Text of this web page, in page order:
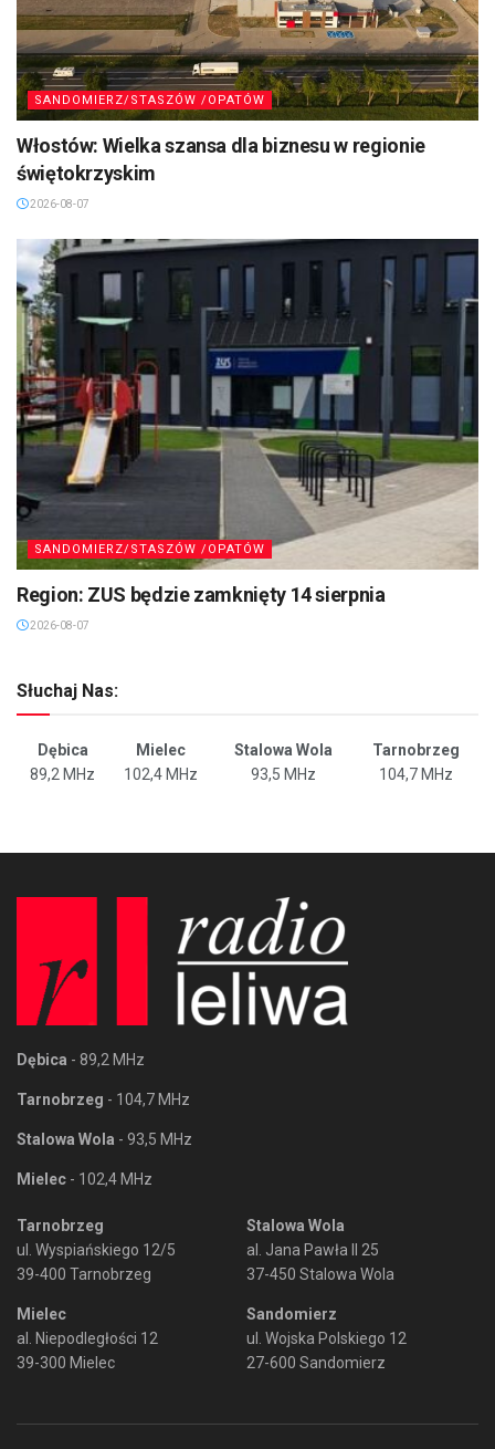
SANDOMIERZ/STASZÓW /OPATÓW
Włostów: Wielka szansa dla biznesu w regionie
świętokrzyskim
2026-08-07
SANDOMIERZ/STASZÓW /OPATÓW
Region: ZUS będzie zamknięty 14 sierpnia
2026-08-07
Słuchaj Nas:
Dębica Mielec Stalowa Wola
Tarnobrzeg
89,2 MHz
102,4 MHz 93,5 MHz 104,7 MHz
Dębica - 89,2 MHz
Tarnobrzeg - 104,7 MHz
Stalowa Wola - 93,5 MHz
Mielec - 102,4 MHz
Tarnobrzeg
ul. Wyspiańskiego 12/5
39-400 Tarnobrzeg
Mielec
al. Niepodległości 12
39-300 Mielec
Stalowa Wola
al. Jana Pawła II 25
37-450 Stalowa Wola
Sandomierz
ul. Wojska Polskiego 12
27-600 Sandomierz